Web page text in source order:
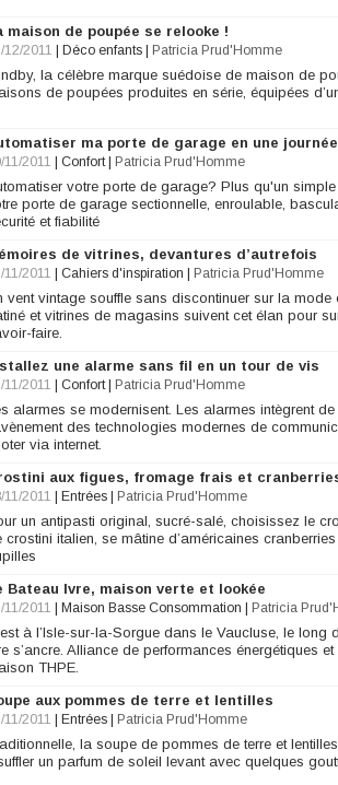
maison de poupée se relooke !
12/2011 Déco enfants Patricia Prud'Homme
la célèbre marque suédoise de maison de
de poupées produites en série, équipées
ma porte de garage en une journée
11/2011 Confort| Patricia Prud'Homme
votre porte de garage? Plus qu'un
porte de garage sectionnelle, enroulable,
et fiabilité
de vitrines, devantures d’autrefois
11/2011 Cahiers d'inspiration Patricia Prud'Homme
vent vintage souffle sans discontinuer sur la
et vitrines de magasins suivent cet élan pour
faire.
une alarme sans fil en un tour de vis
11/2011 Confort| Patricia Prud'Homme
alarmes se modernisent. Les alarmes intègrent
des technologies modernes de
via internet.
aux figues, fromage frais et
11/2011 Entrées Patricia Prud'Homme
un antipasti original, sucré-salé, choisissez le
crostini italien, se mâtine d’américaines
Bateau Ivre, maison verte et lookée
11/2011 Maison Basse Consommation Patricia
à l’Isle-sur-la-Sorgue dans le Vaucluse, le
s’ancre. Alliance de performances énergétiques
THPE.
aux pommes de terre et lentilles
11/2011 Entrées Patricia Prud'Homme
la soupe de pommes de terre et
un parfum de soleil levant avec quelques